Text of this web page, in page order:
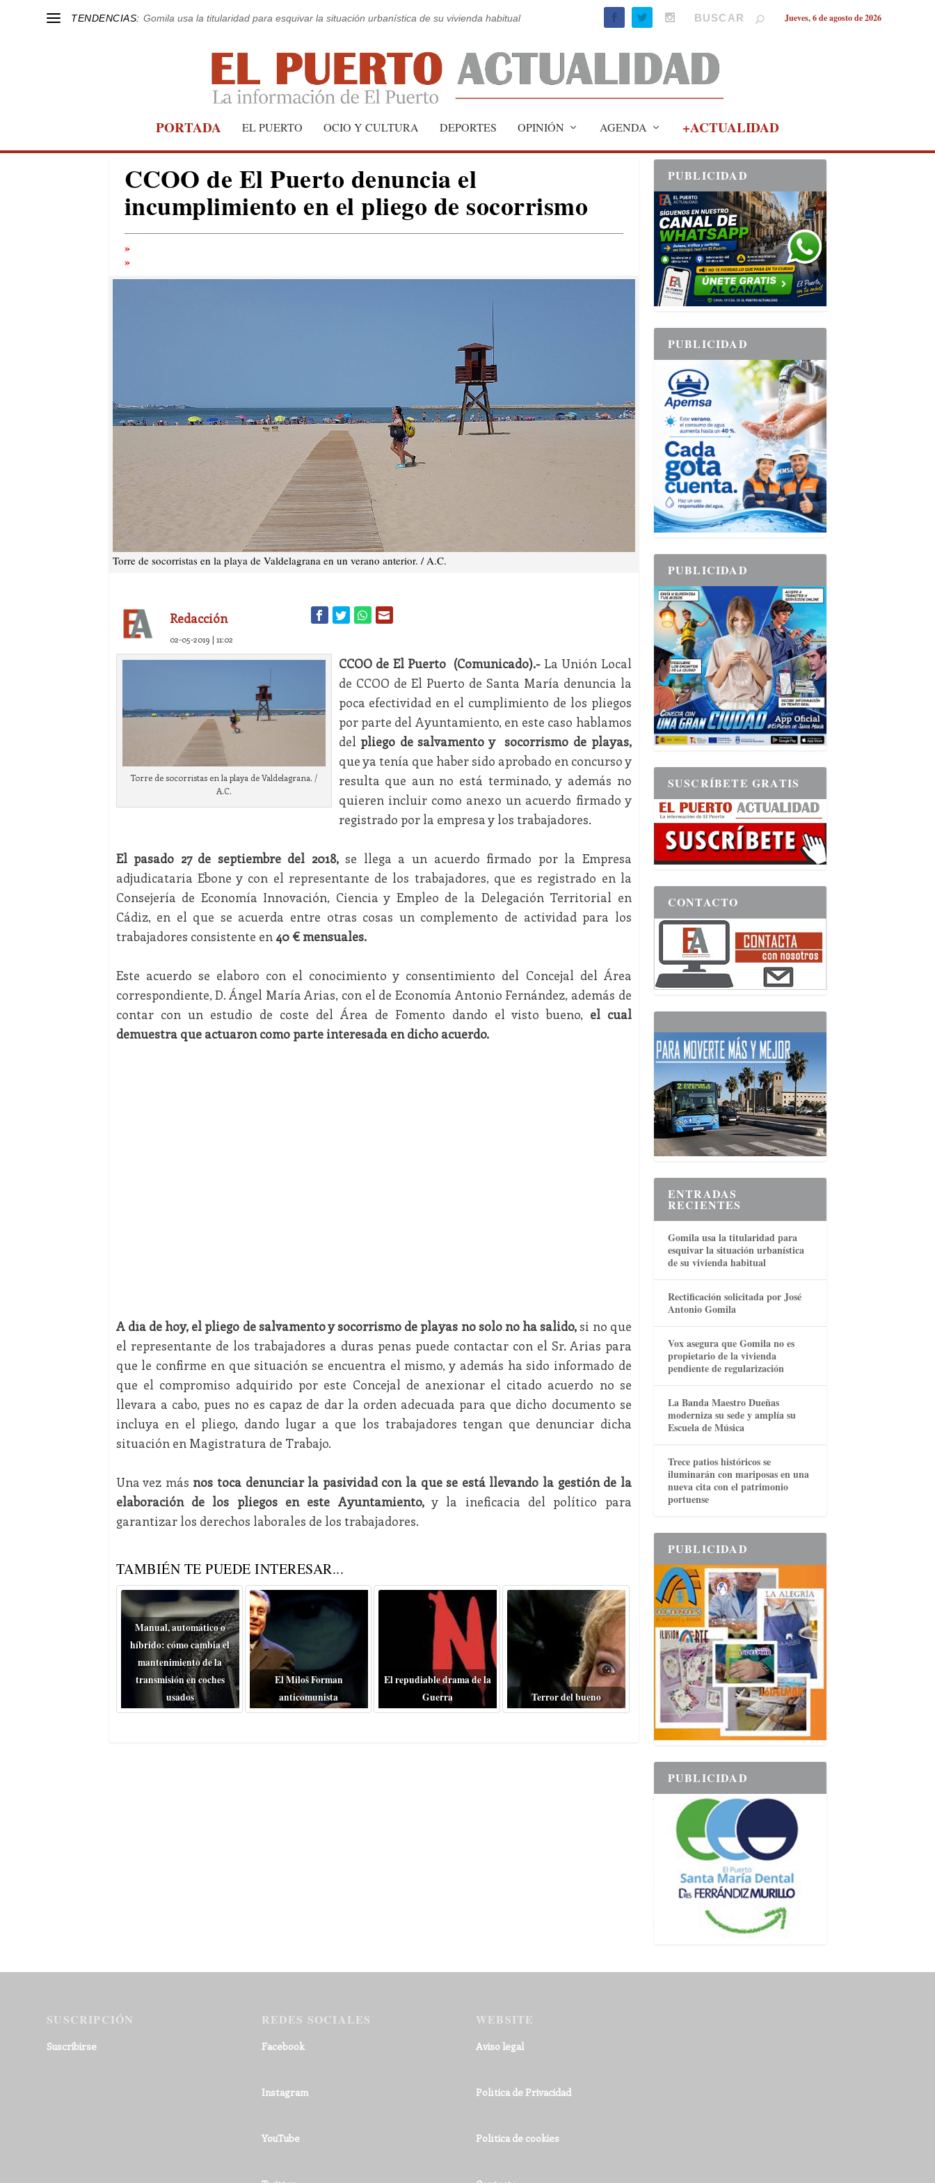
TENDENCIAS: Gomila usa la titularidad para esquivar la situación urbanística de su vivienda habitual Jueves, 6 de agosto de 2026
PORTADA EL PUERTO OCIO Y CULTURA DEPORTES OPINIÓN AGENDA +ACTUALIDAD
CCOO de El Puerto denuncia el
incumplimiento en el pliego de socorrismo
Torre de socorristas en la playa de Valdelagrana en un verano anterior. / A.C.
Redacción
02-05-2019 | 11:02
Torre de socorristas en la playa de Valdelagrana. /
A.C.
CCOO de El Puerto (Comunicado).-La Unión Local
de CCOO de El Puerto de Santa María denuncia la
poca efectividad en el cumplimiento de los pliegos
por parte del Ayuntamiento, en este caso hablamos
del pliego de salvamento y socorrismo de playas,
que ya tenía que haber sido aprobado en concurso y
resulta que aun no está terminado, y además no
quieren incluir como anexo un acuerdo firmado y
registrado por la empresa y los trabajadores.
El pasado 27 de septiembre del 2018,se llega a un acuerdo firmado por la Empresa
adjudicataria Ebone y con el representante de los trabajadores, que es registrado en la
Consejería de Economía Innovación, Ciencia y Empleo de la Delegación Territorial en
Cádiz, en el que se acuerda entre otras cosas un complemento de actividad para los
trabajadores consistente en 40 € mensuales.
Este acuerdo se elaboro con el conocimiento y consentimiento del Concejal del Área
correspondiente, D. Ángel María Arias, con el de Economía Antonio Fernández, además de
contar con un estudio de coste del Área de Fomento dando el visto bueno, el cual
demuestra que actuaron como parte interesada en dicho acuerdo.
A día de hoy, el pliego de salvamento y socorrismo de playas no solo no ha salido,si no que
el representante de los trabajadores a duras penas puede contactar con el Sr. Arias para
que le confirme en que situación se encuentra el mismo, y además ha sido informado de
que el compromiso adquirido por este Concejal de anexionar el citado acuerdo no se
llevara a cabo, pues no es capaz de dar la orden adecuada para que dicho documento se
incluya en el pliego, dando lugar a que los trabajadores tengan que denunciar dicha
situación en Magistratura de Trabajo.
Una vez más nos toca denunciar la pasividad con la que se está llevando la gestión de la
elaboración de los pliegos en este Ayuntamiento,y la ineficacia del político para
garantizar los derechos laborales de los trabajadores.
TAMBIÉN TE PUEDE INTERESAR...
Manual, automático o
híbrido: cómo cambia el
mantenimiento de la
transmisión en coches
usados
El Miloš Forman
anticomunista
El repudiable drama de la
Guerra
Terror del bueno
PUBLICIDAD
PUBLICIDAD
PUBLICIDAD
SUSCRÍBETE GRATIS
CONTACTO
ENTRADAS
RECIENTES
Gomila usa la titularidad para
esquivar la situación urbanística
de su vivienda habitual
Rectificación solicitada por José
Antonio Gomila
Vox asegura que Gomila no es
propietario de la vivienda
pendiente de regularización
La Banda Maestro Dueñas
moderniza su sede y amplía su
Escuela de Música
Trece patios históricos se
iluminarán con mariposas en una
nueva cita con el patrimonio
portuense
PUBLICIDAD
PUBLICIDAD
SUSCRIPCIÓN
Suscribirse
REDES SOCIALES
Facebook
Instagram
YouTube
WEBSITE
Aviso legal
Política de Privacidad
Política de cookies